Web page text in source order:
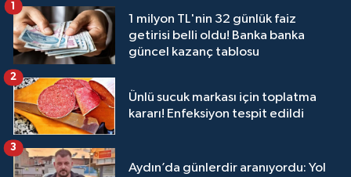
1 milyon TL'nin 32 günlük faiz
getirisi belli oldu! Banka banka
güncel kazanç tablosu
1
Ünlü sucuk markası için toplatma
kararı! Enfeksiyon tespit edildi
2
Aydın’da günlerdir aranıyordu: Yol
3